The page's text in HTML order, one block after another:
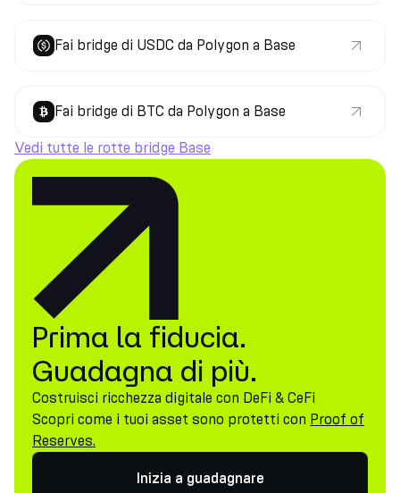
Fai bridge di USDC da Polygon a Base
Fai bridge di BTC da Polygon a Base
Vedi tutte le rotte bridge Base
Prima la fiducia.
Guadagna di più.
Costruisci ricchezza digitale con DeFi & CeFi
Scopri come i tuoi asset sono protetti con Proof of
Reserves.
Inizia a guadagnare